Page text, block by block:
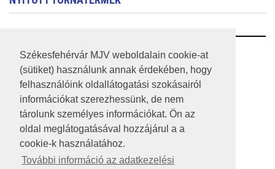
Székesfehérvár MJV weboldalain cookie-at
(sütiket) használunk annak érdekében, hogy
felhasználóink oldallátogatási szokásairól
információkat szerezhessünk, de nem
tárolunk személyes információkat. Ön az
oldal meglátogatásával hozzájárul a a
cookie-k használatához.
További információ az adatkezelési
RSS
A HONLAP 2017.03.31-I ÁLLAPOTA
JOGI NYILATKOZAT
IMPRESSZUM